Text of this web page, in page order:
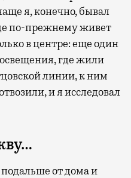
я, конечно, бывал
по-прежнему живет
в центре: еще один
где жили
линии, к ним
и я исследовал
от дома и